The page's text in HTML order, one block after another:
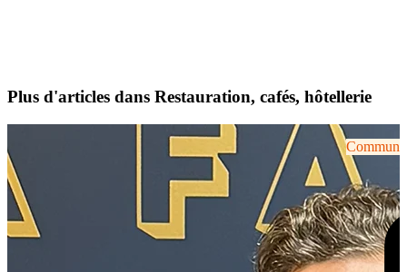
Plus d'articles dans Restauration, cafés, hôtellerie